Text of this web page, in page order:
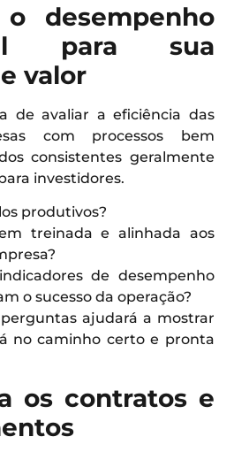
desempenho
para sua
valor
de avaliar a eficiência das
com processos bem
consistentes geralmente
investidores.
produtivos?
treinada e alinhada aos
de desempenho
o sucesso da operação?
ajudará a mostrar
no caminho certo e pronta
os contratos e